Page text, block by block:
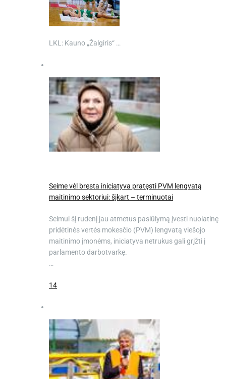
LKL: Kauno „Žalgiris“ …
Seime vėl bręsta iniciatyva pratęsti PVM lengvatą
maitinimo sektoriui: šįkart – terminuotai
Seimui šį rudenį jau atmetus pasiūlymą įvesti nuolatinę
pridėtinės vertės mokesčio (PVM) lengvatą viešojo
maitinimo įmonėms, iniciatyva netrukus gali grįžti į
parlamento darbotvarkę.
…
14